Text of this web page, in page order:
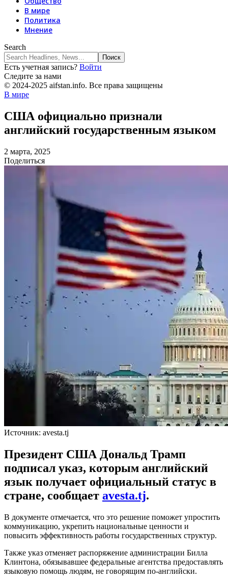
В мире
Политика
Мнение
Search
Есть учетная запись? Войти
Следите за нами
© 2024-2025 aifstan.info. Все права защищены
В мире
США официально признали
английский государственным языком
2 марта, 2025
Поделиться
Источник: avesta.tj
Президент США Дональд Трамп
подписал указ, которым английский
язык получает официальный статус в
стране, сообщает avesta.tj.
В документе отмечается, что это решение поможет упростить
коммуникацию, укрепить национальные ценности и
повысить эффективность работы государственных структур.
Также указ отменяет распоряжение администрации Билла
Клинтона, обязывавшее федеральные агентства предоставлять
языковую помощь людям, не говорящим по-английски.